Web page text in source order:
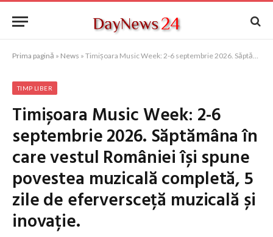
Prima pagină » News » Timișoara Music Week: 2-6 septembrie 2026. Săptămâna în care vestul României își spune povestea muzicală completă, 5 zile de eferversceță muzicală și inovație.
TIMP LIBER
Timișoara Music Week: 2-6
septembrie 2026. Săptămâna în
care vestul României își spune
povestea muzicală completă, 5
zile de eferversceță muzicală și
inovație.